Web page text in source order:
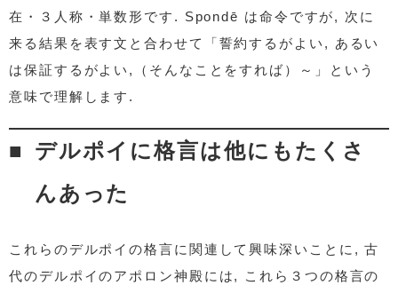
在・３人称・単数形です. Spondē は命令ですが, 次に
来る結果を表す文と合わせて「誓約するがよい, あるい
は保証するがよい,（そんなことをすれば）～」という
意味で理解します.
デルポイに格言は他にもたくさ
んあった
これらのデルポイの格言に関連して興味深いことに, 古
代のデルポイのアポロン神殿には, これら３つの格言の